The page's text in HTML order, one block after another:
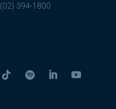
(02) 394-1800